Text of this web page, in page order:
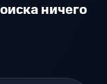
ничего